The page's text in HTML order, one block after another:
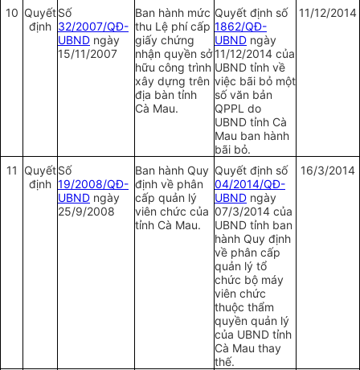
10 Quyết
định
Số
32/2007/QĐ-
UBND ngày
15/11/2007
Ban hành mức
thu Lệ phí cấp
giấy chứng
nhận quyền sở
hữu công trình
xây dựng trên
địa bàn tỉnh
Cà Mau.
Quyết định số
1862/QĐ-
UBND ngày
11/12/2014 của
UBND tỉnh về
việc bãi bỏ một
số văn bản
QPPL do
UBND tỉnh Cà
Mau ban hành
bãi bỏ.
11/12/2014
11
Quyết
định
Số
19/2008/QĐ-
UBND ngày
25/9/2008
Ban hành Quy
định về phân
cấp quản lý
viên chức của
tỉnh Cà Mau.
Quyết định số
04/2014/QĐ-
UBND ngày
07/3/2014 của
UBND tỉnh ban
hành Quy định
về phân cấp
quản lý tổ
chức bộ máy
viên chức
thuộc thẩm
quyền quản lý
của UBND tỉnh
Cà Mau thay
thế.
16/3/2014